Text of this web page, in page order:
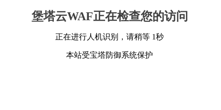
堡塔云WAF正在检查您的访问
正在进行人机识别，请稍等 1秒
本站受宝塔防御系统保护